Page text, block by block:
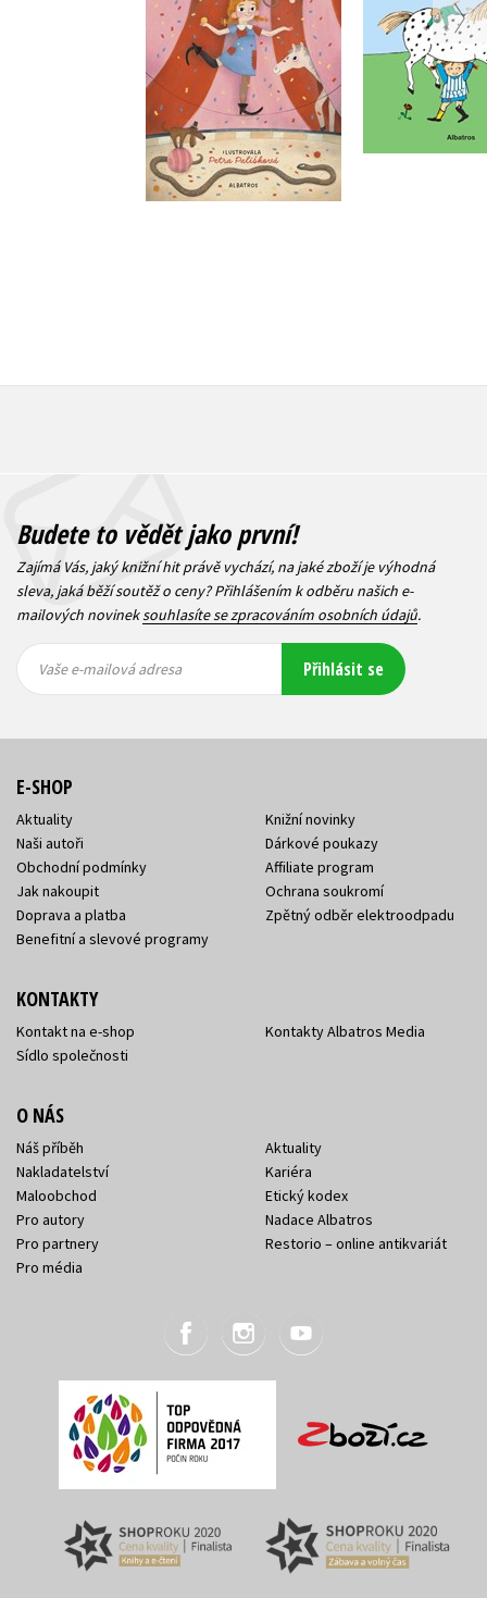
Do košíku
399 Kč
319 Kč
Do
Budete to vědět jako první!
Zajímá Vás, jaký knižní hit právě vychází, na jaké zboží je výhodná
sleva, jaká běží soutěž o ceny? Přihlášením k odběru našich e-
mailových novineksouhlasíte se zpracováním osobních údajů.
mailová
mailová
Vaše e-mailová adresa Přihlásit se
E-SHOP
Aktuality
Naši autoři
Obchodní podmínky
Jak nakoupit
Doprava a platba
Benefitní a slevové programy
Knižní novinky
Dárkové poukazy
Affiliate program
Ochrana soukromí
Zpětný odběr elektroodpadu
KONTAKTY
Kontakt na e-shop
Sídlo společnosti
Kontakty Albatros Media
O NÁS
Náš příběh
Nakladatelství
Maloobchod
Pro autory
Pro partnery
Pro média
Aktuality
Kariéra
Etický kodex
Nadace Albatros
Restorio – online antikvariát